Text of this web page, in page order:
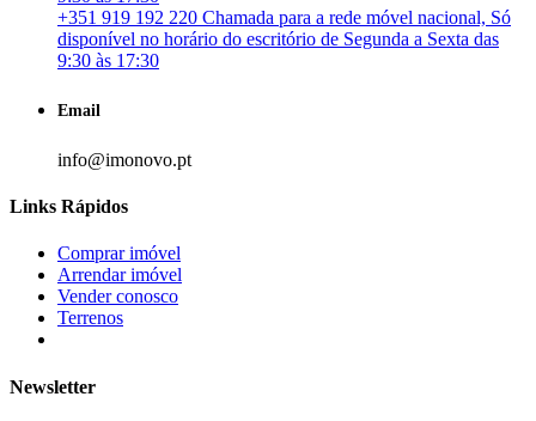
+351 919 192 220 Chamada para a rede móvel nacional, Só
disponível no horário do escritório de Segunda a Sexta das
9:30 às 17:30
Email
info@imonovo.pt
Links Rápidos
Comprar imóvel
Arrendar imóvel
Vender conosco
Terrenos
Newsletter